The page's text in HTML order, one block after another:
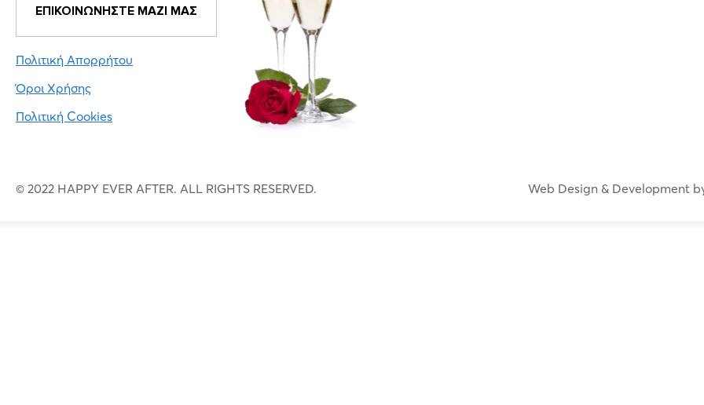
ΕΠΙΚΟΙΝΩΝΗΣΤΕ ΜΑΖΙ ΜΑΣ
Πολιτική Απορρήτου
Όροι Χρήσης
Πολιτική Cookies
© 2022 HAPPY EVER AFTER. ALL RIGHTS RESERVED. Web Design & Development